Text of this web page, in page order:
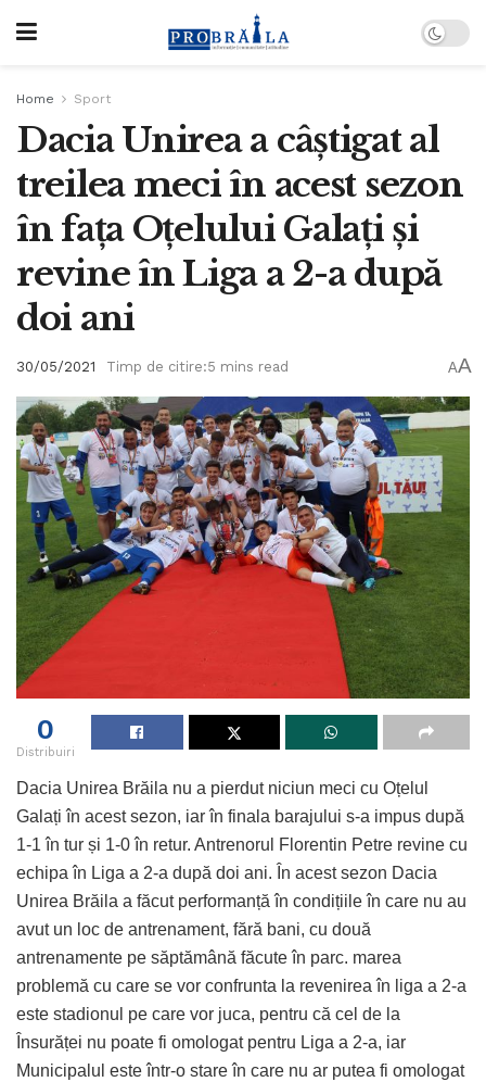
Home Sport
Dacia Unirea a câștigat al
treilea meci în acest sezon
în fața Oțelului Galați și
revine în Liga a 2-a după
doi ani
30/05/2021 Timp de citire:5 mins read AA
0
Distribuiri
Dacia Unirea Brăila nu a pierdut niciun meci cu Oțelul
Galați în acest sezon, iar în finala barajului s-a impus după
1-1 în tur și 1-0 în retur. Antrenorul Florentin Petre revine cu
echipa în Liga a 2-a după doi ani. În acest sezon Dacia
Unirea Brăila a făcut performanță în condițiile în care nu au
avut un loc de antrenament, fără bani, cu două
antrenamente pe săptămână făcute în parc. marea
problemă cu care se vor confrunta la revenirea în liga a 2-a
este stadionul pe care vor juca, pentru că cel de la
Însurăței nu poate fi omologat pentru Liga a 2-a, iar
Municipalul este într-o stare în care nu ar putea fi omologat